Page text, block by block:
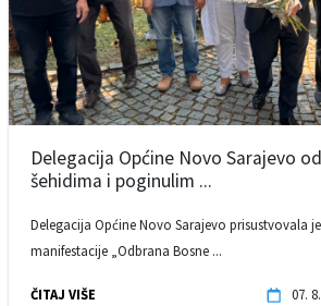
Delegacija Općine Novo Sarajevo
šehidima i poginulim ...
Delegacija Općine Novo Sarajevo prisustvovala
manifestacije „Odbrana Bosne ...
ČITAJ VIŠE 07.